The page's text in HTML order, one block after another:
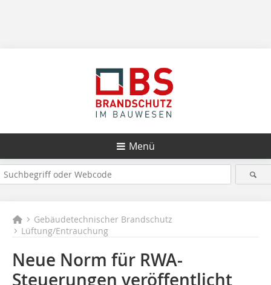
Menü
Gebäudetechnischer Brandschutz
Lüftung/Entrauchung
Neue Norm für RWA-
Steuerungen veröffentlicht